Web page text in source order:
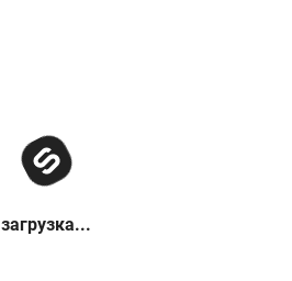
загрузка...